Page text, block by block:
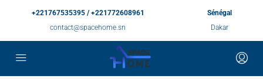
+221767535395 / +221772608961
contact@spacehome.sn
Sénégal
Dakar